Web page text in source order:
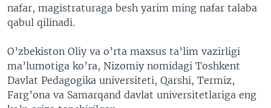
AMERIKA MANZARALARI
XALQARO HAYOT
VASHINGTON CHOYXONASI
MOBIL-SALOM!
VIDEO
IJTIMOIY TARMOQLAR
FACEBOOK
YOUTUBE
INSTAGRAM
ODNOKLASSNIKI
INGLIZ TILI DARSLARI
EDITORIAL
Learning English
nafar, magistraturaga besh yarim ming nafar talaba
qabul qilinadi.
O’zbekiston Oliy va o’rta maxsus ta’lim vazirligi
ma’lumotiga ko’ra, Nizomiy nomidagi Toshkеnt
Davlat Pеdagogika univеrsitеti, Qarshi, Termiz,
Farg’ona va Samarqand davlat univеrsitеtlariga eng